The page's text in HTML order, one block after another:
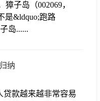
子岛（002069，
是&ldquo;跑路
岛......
纳
贷款越来越非常容易